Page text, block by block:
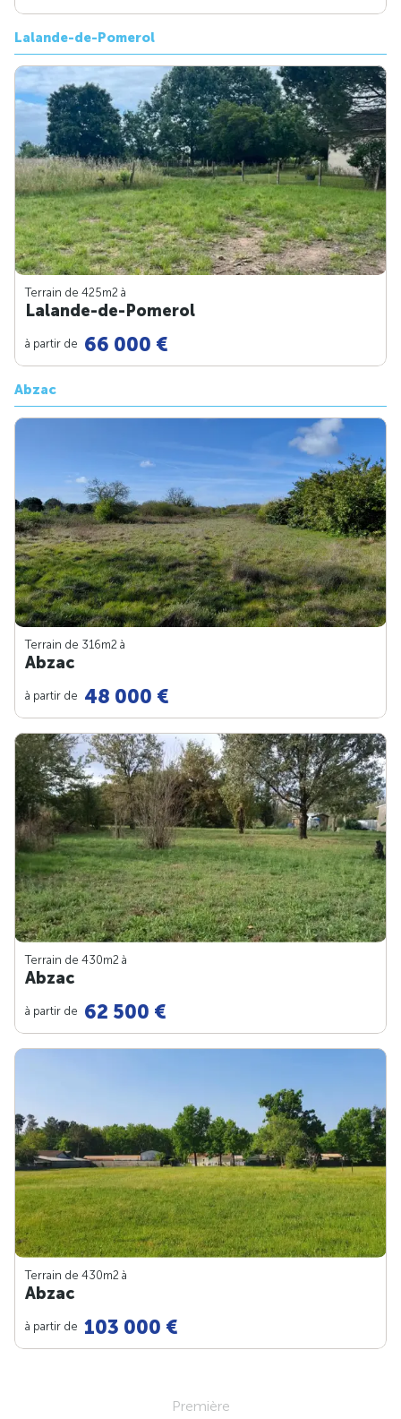
Lalande-de-Pomerol
Terrain de 425m2 à
Lalande-de-Pomerol
à partir de 66 000 €
Abzac
Terrain de 316m2 à
Abzac
à partir de 48 000 €
Terrain de 430m2 à
Abzac
à partir de 62 500 €
Terrain de 430m2 à
Abzac
à partir de 103 000 €
Première